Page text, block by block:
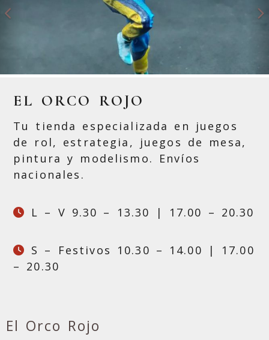
EL ORCO ROJO
Tu tienda especializada en juegos
de rol, estrategia, juegos de mesa,
pintura y modelismo. Envíos
nacionales.
L – V 9.30 – 13.30 | 17.00 – 20.30
S – Festivos 10.30 – 14.00 | 17.00
– 20.30
El Orco Rojo